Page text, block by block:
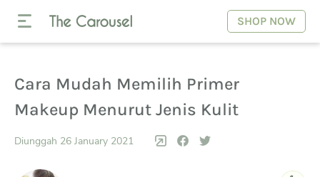
SHOP NOW
Cara Mudah Memilih Primer
Makeup Menurut Jenis Kulit
Diunggah 26 January 2021